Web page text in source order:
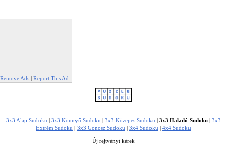
Remove Ads | Report This Ad
3x3 Alap Sudoku 3x3 Könnyű Sudoku 3x3 Közepes Sudoku 3x3 Haladó Sudoku
3x3
Extrém Sudoku
3x3 Gonosz Sudoku 3x4 Sudoku 4x4 Sudoku
Új rejtvényt kérek